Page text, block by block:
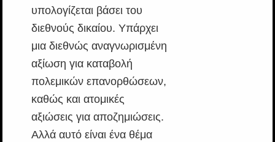
υπολογίζεται βάσει του
διεθνούς δικαίου. Υπάρχει
μια διεθνώς αναγνωρισμένη
αξίωση για καταβολή
πολεμικών επανορθώσεων,
καθώς και ατομικές
αξιώσεις για αποζημιώσεις.
Αλλά αυτό είναι ένα θέμα